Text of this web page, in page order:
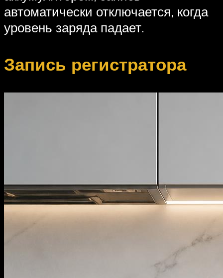
автоматически отключается, когда
уровень заряда падает.
Запись регистратора